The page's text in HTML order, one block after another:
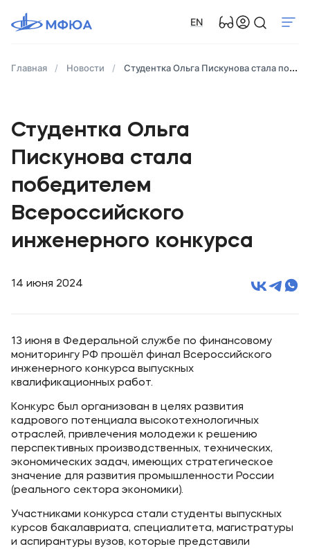
EN
Главная Новости Студентка Ольга Пискунова стала победителем Всероссийского инженерного конкурса
Студентка Ольга
Пискунова стала
победителем
Всероссийского
инженерного конкурса
14 июня 2024
13 июня в Федеральной службе по финансовому
мониторингу РФ прошёл финал Всероссийского
инженерного конкурса выпускных
квалификационных работ.
Конкурс был организован в целях развития
кадрового потенциала высокотехнологичных
отраслей, привлечения молодежи к решению
перспективных производственных, технических,
экономических задач, имеющих стратегическое
значение для развития промышленности России
(реального сектора экономики).
Участниками конкурса стали студенты выпускных
курсов бакалавриата, специалитета, магистратуры
и аспирантуры вузов, которые представили